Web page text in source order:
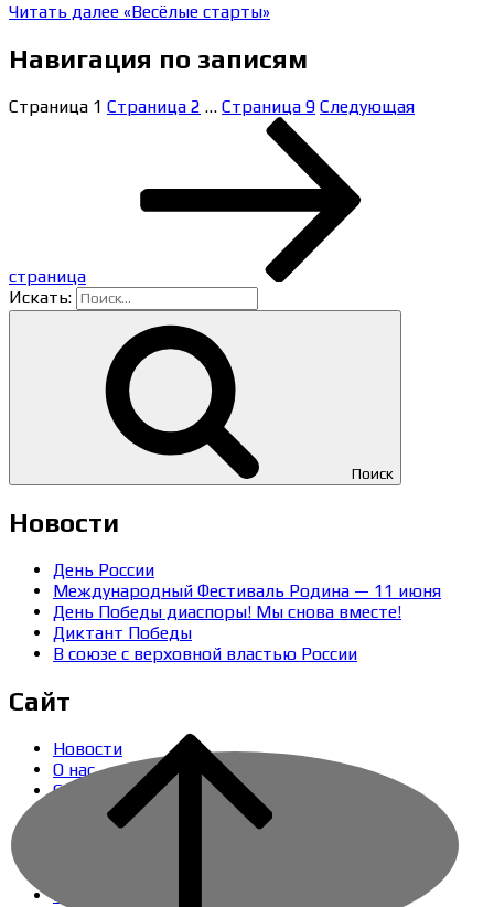
Читать далее «Весёлые старты»
Навигация по записям
Страница 1 Страница 2 … Страница 9 Следующая
страница
Искать:
Поиск
Новости
День России
Международный Фестиваль Родина — 11 июня
День Победы диаспоры! Мы снова вместе!
Диктант Победы
В союзе с верховной властью России
Сайт
Новости
О нас
Структура
Деятельность
Контакты